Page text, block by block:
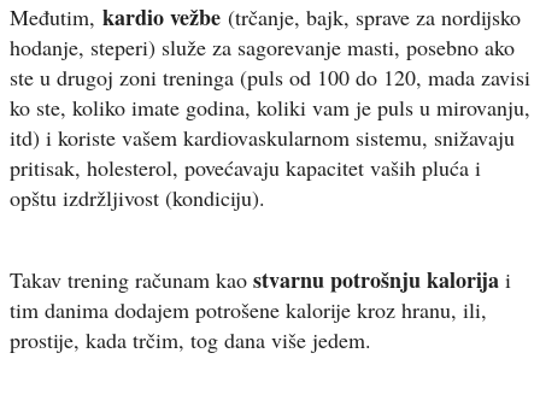
Međutim, kardio vežbe (trčanje, bajk, sprave za nordijsko
hodanje, steperi) služe za sagorevanje masti, posebno ako
ste u drugoj zoni treninga (puls od 100 do 120, mada zavisi
ko ste, koliko imate godina, koliki vam je puls u mirovanju,
itd) i koriste vašem kardiovaskularnom sistemu, snižavaju
pritisak, holesterol, povećavaju kapacitet vaših pluća i
opštu izdržljivost (kondiciju).
Takav trening računam kao stvarnu potrošnju kalorija i
tim danima dodajem potrošene kalorije kroz hranu, ili,
prostije, kada trčim, tog dana više jedem.